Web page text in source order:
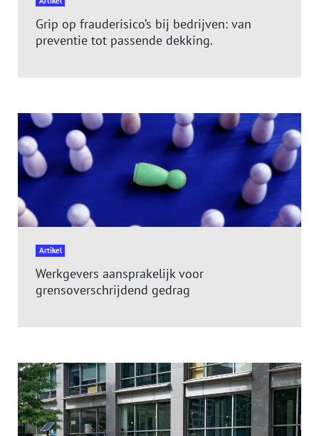
Grip op frauderisico’s bij bedrijven: van
preventie tot passende dekking.
Artikel
Werkgevers aansprakelijk voor
grensoverschrijdend gedrag